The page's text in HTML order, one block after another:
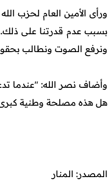
ورأى الأمين العام لحزب
بسبب عدم قدرتنا على ذلك..
ونرفع الصوت ونطالب
وأضاف نصر الله: "عندما
هل هذه مصلحة وطنية كبرى
المصدر: المنار